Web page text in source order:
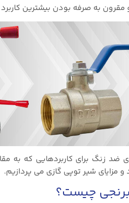
مقرون به صرفه بودن بیشترین کاربرد
ضد زنگ برای کاربردهایی که به
و مزایای شیر توپی گازی می پردازیم.
برنجی چیست؟